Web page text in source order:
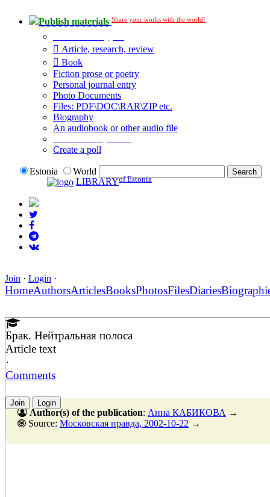
Publish materials Share your works with the world!
Article, research, review
Book
Fiction prose or poetry
Personal journal entry
Photo Documents
Files: PDF\DOC\RAR\ZIP etc.
Biography
An audiobook or other audio file
Create a poll
Estonia
World
LIBRARYof Estonia
Join · Login ·
HomeAuthorsArticlesBooksPhotosFilesDiaries
Брак. Нейтральная полоса
Article text
·
Comments
Join Login
Author(s) of the publication: Анна КАБИКОВА →
Source: Московская правда, 2002-10-22 →